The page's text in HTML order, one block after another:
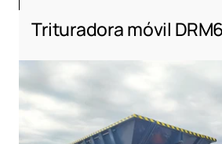
Trituradora móvil